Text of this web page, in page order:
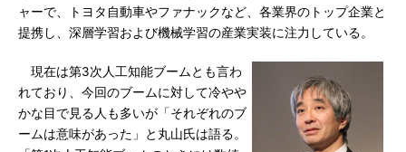
ャーで、トヨタ自動車やファナックなど、各業界のトップ企業と
提携し、深層学習および機械学習の産業実装に注力している。
現在は第3次人工知能ブームとも言わ
れており、今回のブームに対して冷やや
かな目で見る人も多いが「それぞれのブ
ームは意味があった」と丸山氏は語る。